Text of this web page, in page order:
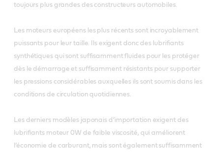
toujours plus grandes des constructeurs automobiles.
Les moteurs européens les plus récents sont incroyablement
puissants pour leur taille. Ils exigent donc des lubrifiants
synthétiques qui sont suffisamment fluides pour les protéger
dès le démarrage et suffisamment résistants pour supporter
les pressions considérables auxquelles ils sont soumis dans les
conditions de circulation quotidiennes.
Les derniers modèles japonais d’importation exigent des
lubrifiants moteur 0W de faible viscosité, qui améliorent
l’économie de carburant, mais sont également suffisamment